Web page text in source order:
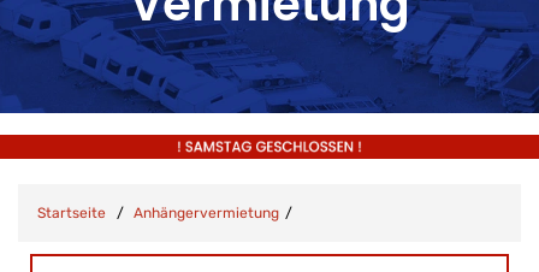
Startseite Anhängervermietung